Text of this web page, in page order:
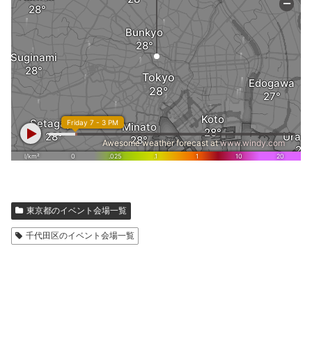
東京都のイベント会場一覧
千代田区のイベント会場一覧